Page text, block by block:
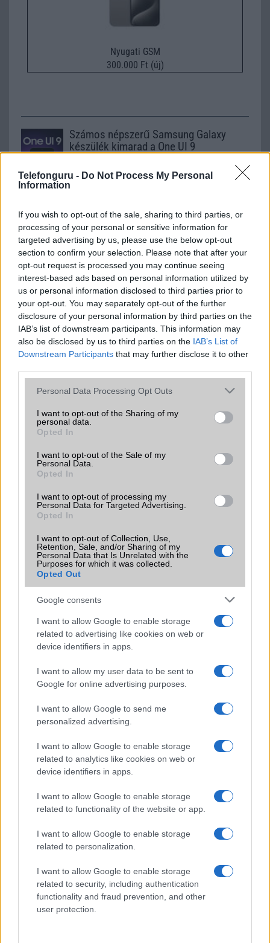
Telefonguru - Do Not Process My Personal
Information
If you wish to opt-out of the sale, sharing to third parties, or
processing of your personal or sensitive information for
targeted advertising by us, please use the below opt-out
section to confirm your selection. Please note that after your
opt-out request is processed you may continue seeing
interest-based ads based on personal information utilized by
us or personal information disclosed to third parties prior to
your opt-out. You may separately opt-out of the further
disclosure of your personal information by third parties on the
IAB’s list of downstream participants. This information may
also be disclosed by us to third parties on the IAB’s List of
Downstream Participants that may further disclose it to other
Please note that this website/app uses one or more Google
not limited to your visit or usage behaviour. You may click to
grant or deny consent to Google and its third-party tags to
use your data for below specified purposes in below Google
consent section.
Personal Data Processing Opt Outs
I want to opt-out of the Sharing of my
personal data.
Opted In
I want to opt-out of the Sale of my
Personal Data.
Opted In
I want to opt-out of processing my
Personal Data for Targeted Advertising.
Opted In
I want to opt-out of Collection, Use,
Retention, Sale, and/or Sharing of my
Personal Data that Is Unrelated with the
Purposes for which it was collected.
Opted Out
Google consents
I want to allow Google to enable storage
related to advertising like cookies on web or
device identifiers in apps.
I want to allow my user data to be sent to
Google for online advertising purposes.
I want to allow Google to send me
personalized advertising.
I want to allow Google to enable storage
related to analytics like cookies on web or
device identifiers in apps.
I want to allow Google to enable storage
related to functionality of the website or app.
I want to allow Google to enable storage
related to personalization.
I want to allow Google to enable storage
related to security, including authentication
functionality and fraud prevention, and other
user protection.
Nyugati GSM
300.000 Ft (új)
Számos népszerű Samsung Galaxy
készülék kimarad a One UI 9
frissítésből – itt a lista az érintett
modellekről
2026.06.30| Phone Arena
funkciókat és továbbfejlesztett kezelőfelületet hoz,
azonban több korábbi csúcskategóriás és középkategóriás
Galaxy készülék számára ez lesz az út vége.
iPhone 18 bemutató dátum - ekkor
rántja le a leplet az Apple az új
csúcsmobilokról
2026.06.29| Phone Arena
A szeptemberi eseményen az iPhone 18 Pro modellek
mellett a régóta pletykált hajlítható iPhone Ultra is
bemutatkozhat, miközben az áremelésekről szóló
találgatások továbbra is beárnyékolják a rajtot.
Az Android rejtett automatizmusai: hat
funkció, amely észrevétlenül könnyíti
meg a mindennapokat
2026.06.14| Android Police
Sok felhasználó külön alkalmazásokra esküszik, pedig az
Android már évek óta olyan intelligens funkciókat kínál,
amelyek maguktól dolgoznak a háttérben.
megváltoztatja a mobilhasználatot –
sokan mégsem tudnak róla
Az Edge Panel az egyik leghasznosabb funkció, amely
jelentősen felgyorsítja a mindennapi használatot,
miközben a Pixel telefonokból továbbra is hiányzik.
KAPCSOLÓDÓ HÍREK
Samsung Galaxy Note III: 8 mag, 6.3 col?
Bővül a család: Samsung Galaxy Note 8.0
Jön a Samsung Galaxy Note 8.0 nettábla
Nem lesz olcsó a Samsung Galaxy Note 8.0
Fotókon a Google Nexus S4
A Samsung Galaxy S széria nem elég!
További hírek
LEGOLVASOTTABBAK
Számos népszerű Samsung Galaxy készülék kimarad a One